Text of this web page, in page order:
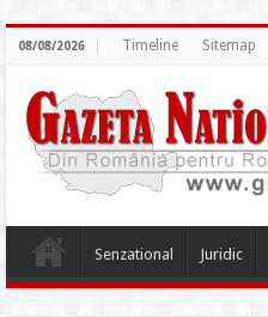
08/08/2026 Timeline Sitemap
Senzational Juridic